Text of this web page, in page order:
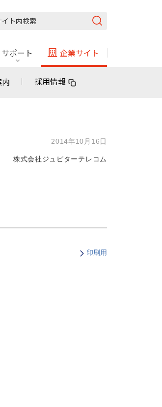
サポート 企業サイト
ガス
利用できる物件も！
ガス
自治体向けサービス
採用情報
2014年10月16日
株式会社ジュピターテレコム
印刷用